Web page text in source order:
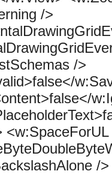
/>
/>
<w:SpaceForUL
/